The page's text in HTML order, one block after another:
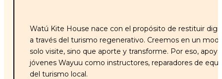
Watú Kite House nace con el propósito de restituir
a través del turismo regenerativo. Creemos en un
solo visite, sino que aporte y transforme. Por eso,
jóvenes Wayuu como instructores, reparadores de
del turismo local.